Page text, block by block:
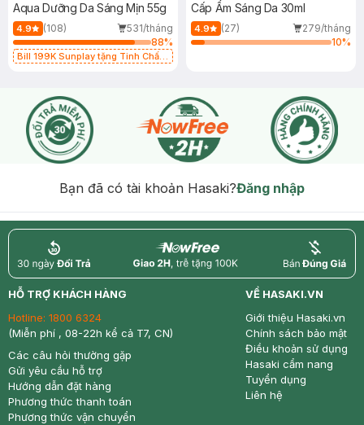
Aqua Dưỡng Da Sáng Mịn 55g
4.9 (108)
531/tháng
88%
Bill 199K Sunplay tặng Tinh Chất
Cấp Ẩm Sáng Da 30ml
4.9 (27)
279/tháng
10%
Bạn đã có tài khoản Hasaki?Đăng nhập
return nowfree price
HỖ TRỢ KHÁCH HÀNG
Hotline: 1800 6324
(Miễn phí , 08-22h kể cả T7, CN)
Các câu hỏi thường gặp
Gửi yêu cầu hỗ trợ
Hướng dẫn đặt hàng
Phương thức thanh toán
Phương thức vận chuyển
VỀ HASAKI.VN
Giới thiệu Hasaki.vn
Chính sách bảo mật
Điều khoản sử dụng
Hasaki cẩm nang
Tuyển dụng
Liên hệ